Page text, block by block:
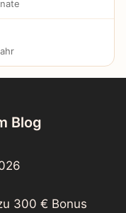
Blog
300 € Bonus